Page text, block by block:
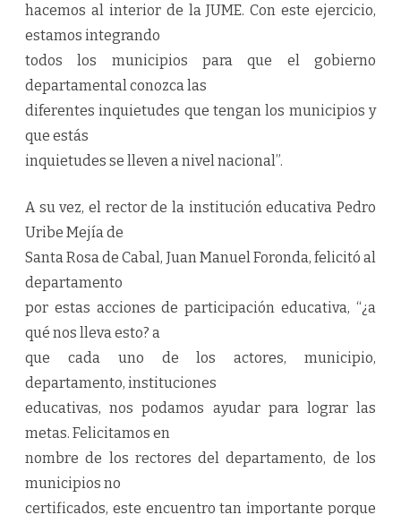
hacemos al interior de la JUME. Con este ejercicio,
estamos integrando
todos los municipios para que el gobierno
departamental conozca las
diferentes inquietudes que tengan los municipios y
que estás
inquietudes se lleven a nivel nacional”.
A su vez, el rector de la institución educativa Pedro
Uribe Mejía de
Santa Rosa de Cabal, Juan Manuel Foronda, felicitó al
departamento
por estas acciones de participación educativa, “¿a
qué nos lleva esto? a
que cada uno de los actores, municipio,
departamento, instituciones
educativas, nos podamos ayudar para lograr las
metas. Felicitamos en
nombre de los rectores del departamento, de los
municipios no
certificados, este encuentro tan importante porque